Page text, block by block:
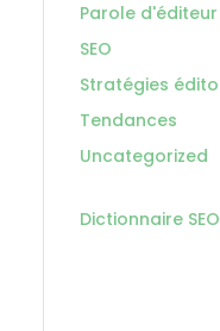
Parole d'éditeur
SEO
Stratégies édito
Tendances
Uncategorized
Dictionnaire SEO